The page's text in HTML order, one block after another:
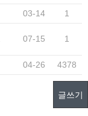
03-14 1
07-15 1
04-26 4378
글쓰기